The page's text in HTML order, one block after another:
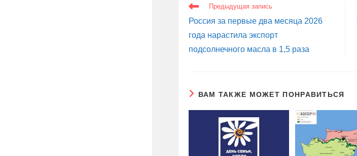
ЕЩЕ
СТАТЬИ
Предыдущая запись
Россия за первые два месяца 2026
года нарастила экспорт
подсолнечного масла в 1,5 раза
ВАМ ТАКЖЕ МОЖЕТ ПОНРАВИТЬСЯ